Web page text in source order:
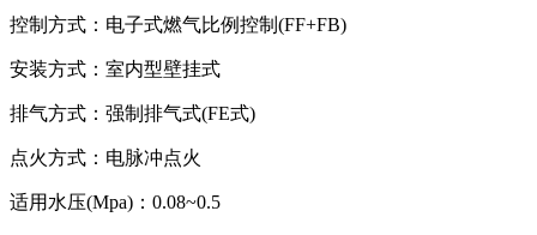
控制方式：电子式燃气比例控制(FF+FB)
安装方式：室内型壁挂式
排气方式：强制排气式(FE式)
点火方式：电脉冲点火
适用水压(Mpa)：0.08~0.5